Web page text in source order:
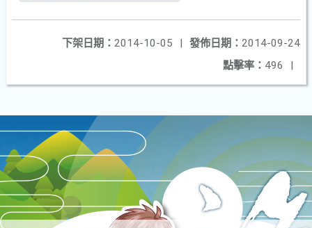
發佈日期： 2014-09-24
下架日期： 2014-10-05
|
點擊率： 496 |